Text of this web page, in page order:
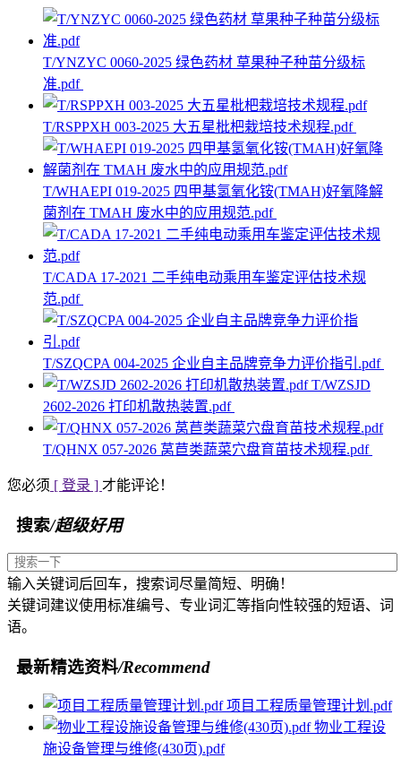
T/YNZYC 0060-2025 绿色药材 草果种子种苗分级标
准.pdf
T/RSPPXH 003-2025 大五星枇杷栽培技术规程.pdf
T/WHAEPI 019-2025 四甲基氢氧化铵(TMAH)好氧降解
菌剂在 TMAH 废水中的应用规范.pdf
T/CADA 17-2021 二手纯电动乘用车鉴定评估技术规
范.pdf
T/SZQCPA 004-2025 企业自主品牌竞争力评价指引.pdf
T/WZSJD
2602-2026 打印机散热装置.pdf
T/QHNX 057-2026 莴苣类蔬菜穴盘育苗技术规程.pdf
您必须 [ 登录 ] 才能评论！
搜索/超级好用
输入关键词后回车，搜索词尽量简短、明确！
关键词建议使用标准编号、专业词汇等指向性较强的短语、词
语。
最新精选资料/Recommend
项目工程质量管理计划.pdf
物业工程设
施设备管理与维修(430页).pdf